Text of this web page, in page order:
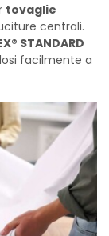
tovaglie
centrali.
STANDARD
facilmente a